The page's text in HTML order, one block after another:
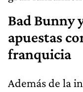
Bad Bunny
apuestas
franquicia
Además de la